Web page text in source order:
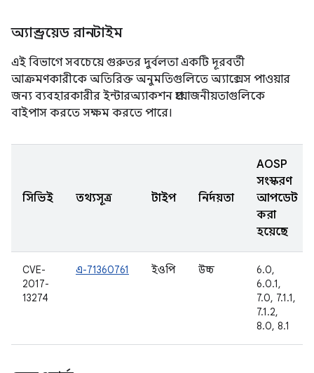
অ্যান্ড্রয়েড রানটাইম
এই বিভাগে সবচেয়ে গুরুতর দুর্বলতা একটি দূরবর্তী
আক্রমণকারীকে অতিরিক্ত অনুমতিগুলিতে অ্যাক্সেস পাওয়ার
জন্য ব্যবহারকারীর ইন্টারঅ্যাকশন প্রয়োজনীয়তাগুলিকে
বাইপাস করতে সক্ষম করতে পারে।
সিভিই তথ্যসূত্র টাইপ নির্দয়তা
AOSP
সংস্করণ
আপডেট
করা
হয়েছে
CVE-
2017-
13274
এ-71360761 ইওপি উচ্চ
6.0,
6.0.1,
7.0, 7.1.1,
7.1.2,
8.0, 8.1